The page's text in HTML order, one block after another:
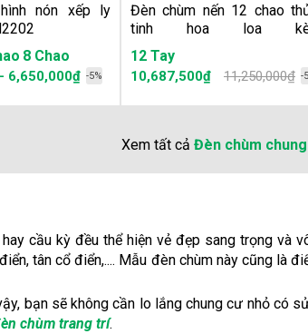
nón xếp ly
8 Chao
6,650,000₫ -5%
Đèn chùm nến 12 chao
tinh hoa loa
MDN8037/12
12 Tay
10,687,500₫ 11,250,000₫ -
Xem tất cả Đèn chùm
cầu kỳ đều thể hiện vẻ đẹp sang trọng và
tân cổ điển,.... Mẫu đèn chùm này cũng là
bạn sẽ không cần lo lắng chung cư nhỏ có
chùm trang trí.